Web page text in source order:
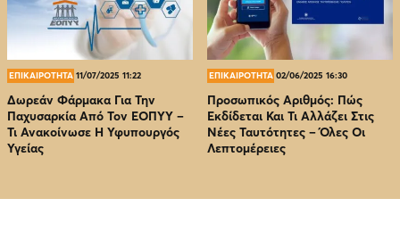
ΕΠΙΚΑΙΡΟΤΗΤΑ 11/07/2025 11:22
Δωρεάν Φάρμακα Για Την
Παχυσαρκία Από Τον EOΠΥΥ –
Τι Ανακοίνωσε Η Υφυπουργός
Υγείας
ΕΠΙΚΑΙΡΟΤΗΤΑ 02/06/2025 16:30
Προσωπικός Αριθμός: Πώς
Εκδίδεται Και Τι Αλλάζει Στις
Νέες Ταυτότητες – Όλες Οι
Λεπτομέρειες